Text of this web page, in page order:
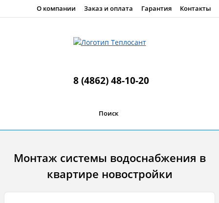
О компании Заказ и оплата Гарантия Контакты
8 (4862) 48-10-20
Поиск
Монтаж системы водоснабжения в
квартире новостройки